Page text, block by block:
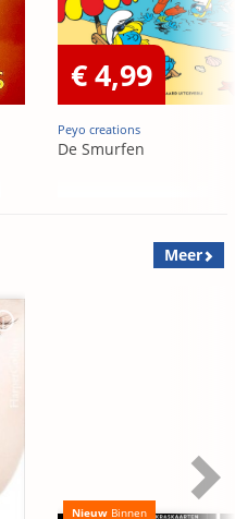
€ 4,99
Peyo creations
De Smurfen
Meer
Nieuw Binnen